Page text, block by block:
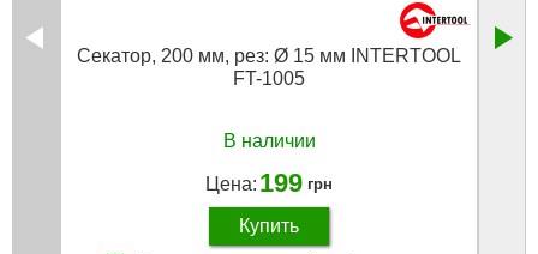
Секатор, 200 мм, рез: Ø 15 мм INTERTOOL
FT-1005
В наличии
Цена: 199 грн
Купить